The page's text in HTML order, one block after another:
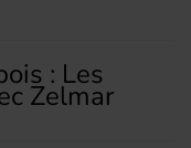
: Les
Zelmar